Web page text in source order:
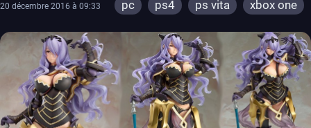
20 décembre 2016 à 09:33 pc ps4 ps vita
xbox one